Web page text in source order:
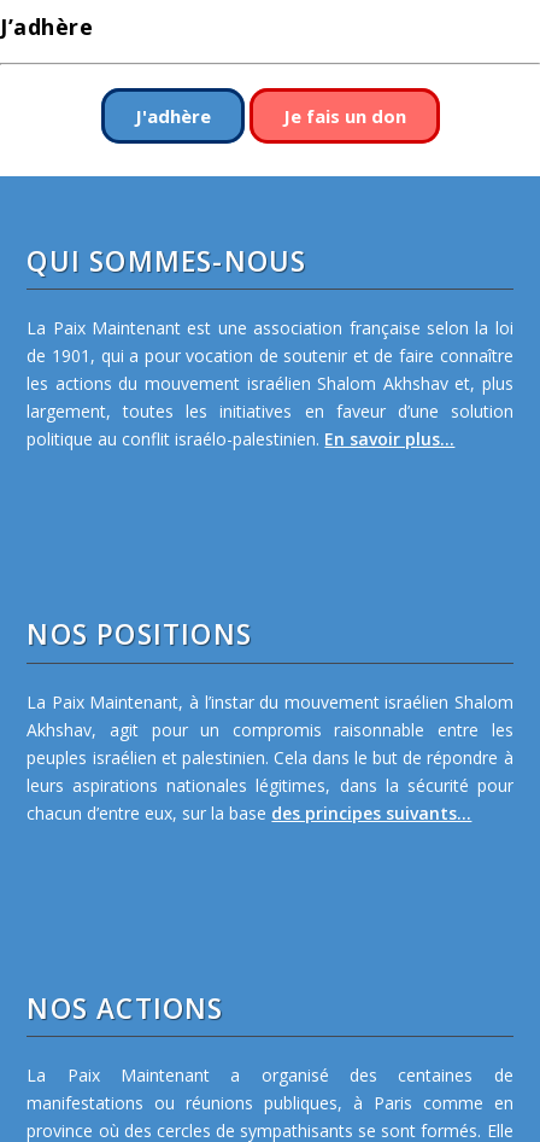
J’adhère
J'adhère Je fais un don
QUI SOMMES-NOUS
La Paix Maintenant est une association française selon la loi
de 1901, qui a pour vocation de soutenir et de faire connaître
les actions du mouvement israélien Shalom Akhshav et, plus
largement, toutes les initiatives en faveur d’une solution
politique au conflit israélo-palestinien. En savoir plus...
NOS POSITIONS
La Paix Maintenant, à l’instar du mouvement israélien Shalom
Akhshav, agit pour un compromis raisonnable entre les
peuples israélien et palestinien. Cela dans le but de répondre à
leurs aspirations nationales légitimes, dans la sécurité pour
chacun d’entre eux, sur la base des principes suivants...
NOS ACTIONS
La Paix Maintenant a organisé des centaines de
manifestations ou réunions publiques, à Paris comme en
province où des cercles de sympathisants se sont formés. Elle